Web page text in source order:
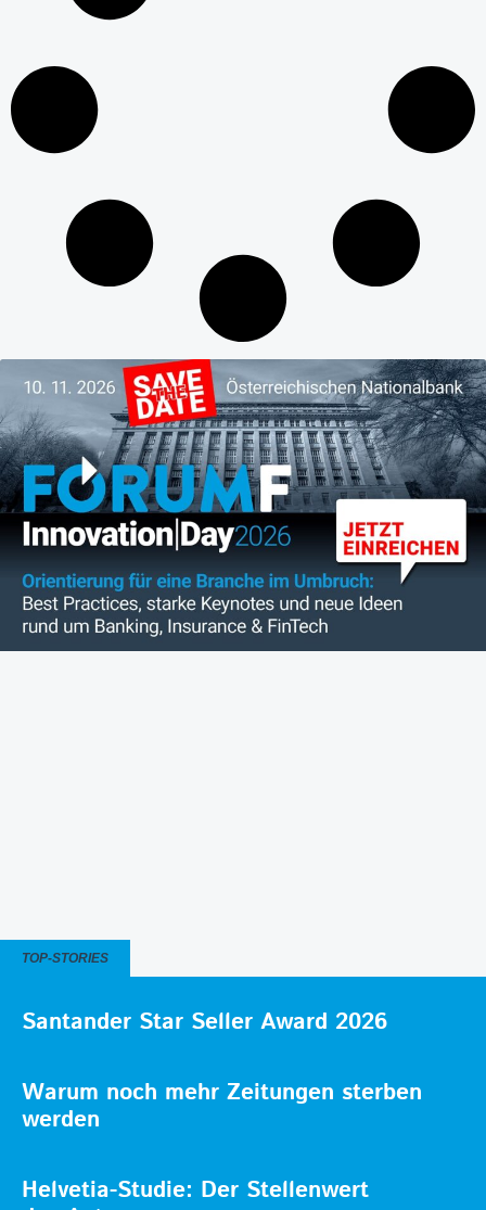
TOP-STORIES
Santander Star Seller Award 2026
Warum noch mehr Zeitungen sterben
werden
Helvetia-Studie: Der Stellenwert